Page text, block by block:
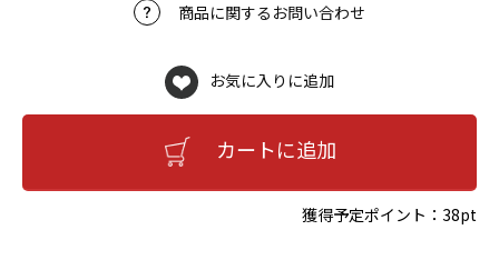
商品に関するお問い合わせ
お気に入りに追加
カートに追加
獲得予定ポイント：38pt